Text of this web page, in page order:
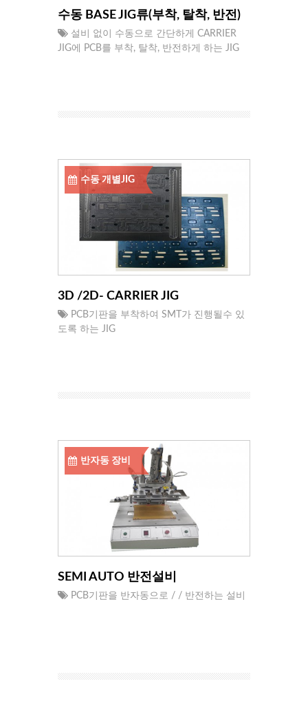
수동 BASE JIG류(부착, 탈착, 반전)
설비 없이 수동으로 간단하게 CARRIER
JIG에 PCB를 부착, 탈착, 반전하게 하는 JIG
수동 개별JIG
3D /2D- CARRIER JIG
PCB기판을 부착하여 SMT가 진행될수 있
도록 하는 JIG
반자동 장비
SEMI AUTO 반전설비
PCB기판을 반자동으로 / / 반전하는 설비